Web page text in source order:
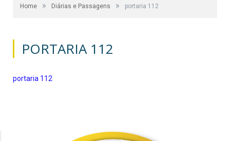
Home » Diárias e Passagens » portaria 112
PORTARIA 112
portaria 112